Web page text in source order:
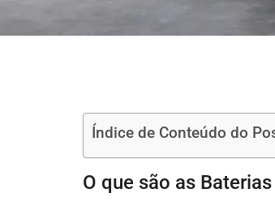
Índice de Conteúdo do
O que são as